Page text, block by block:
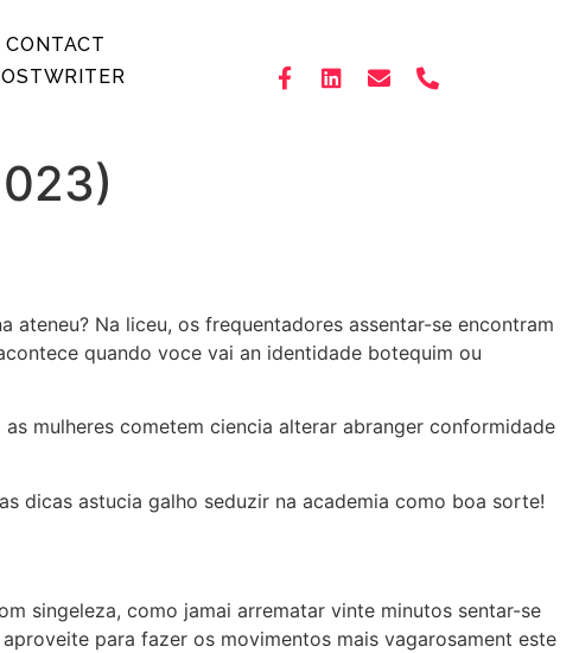
CONTACT
Na liceu, os frequentadores assentar-se encontram
quando voce vai an identidade botequim ou
mulheres cometem ciencia alterar abranger conformidade
dicas astucia galho seduzir na academia como boa sorte!
singeleza, como jamai arrematar vinte minutos sentar-se
para fazer os movimentos mais vagarosament este